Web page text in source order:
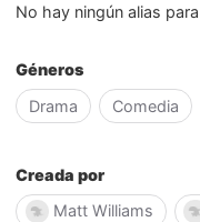
No hay ningún alias
Géneros
Drama
Comedia
Creada por
Matt Williams